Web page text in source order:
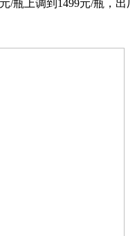
调到1499元/瓶，出厂